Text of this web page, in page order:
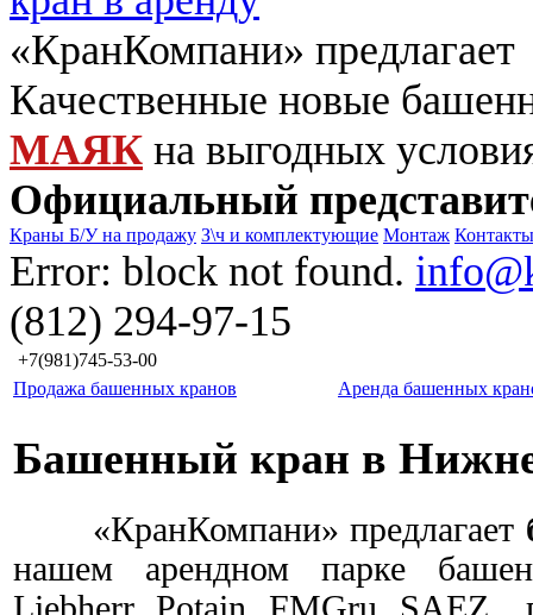
«КранКомпани» предлагает
Качественные новые
МАЯК на выгодных
Официальный
Краны Б/У на продажу З\ч и комплектующие Монтаж Контакты
Error: block not found.
(812) 294-97-15
+7(981)745-53-00
Продажа башенных кранов
Аренда башенных
Башенный кран в
«КранКомпани» предлагает
нашем арендном парке
Liebherr, Potain, FMGru, SAEZ ,